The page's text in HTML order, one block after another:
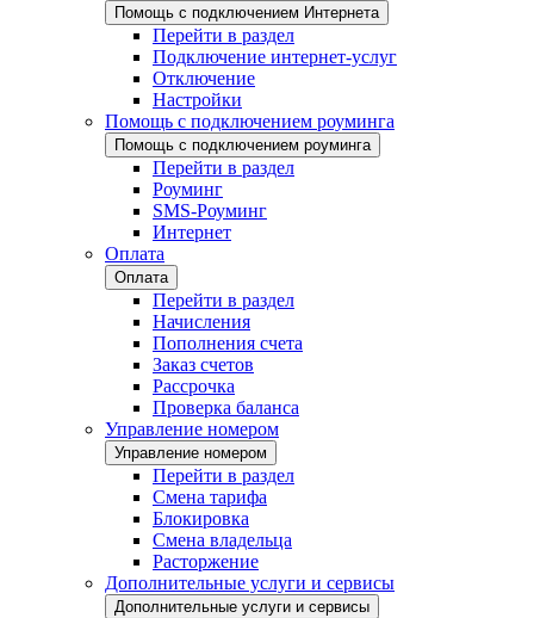
Помощь с подключением Интернета
Перейти в раздел
Подключение интернет-услуг
Отключение
Настройки
Помощь с подключением роуминга
Помощь с подключением роуминга
Перейти в раздел
Роуминг
SMS-Роуминг
Интернет
Оплата
Оплата
Перейти в раздел
Начисления
Пополнения счета
Заказ счетов
Рассрочка
Проверка баланса
Управление номером
Управление номером
Перейти в раздел
Смена тарифа
Блокировка
Смена владельца
Расторжение
Дополнительные услуги и сервисы
Дополнительные услуги и сервисы